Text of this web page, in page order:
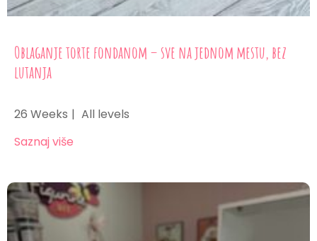
Oblaganje torte fondanom – sve na jednom mestu, bez
lutanja
26 Weeks
All levels
Saznaj više